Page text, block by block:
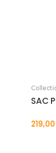
SAC
219,00